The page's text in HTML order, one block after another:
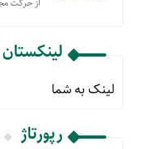
لینکستان
لینک به شما
رپورتاژ